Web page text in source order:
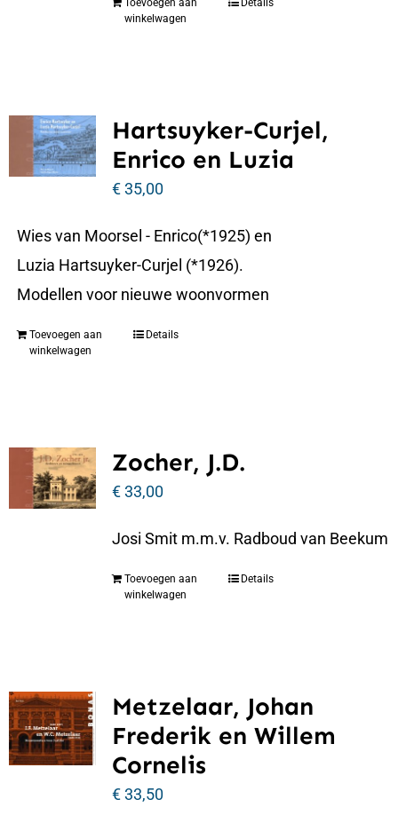
Toevoegen aan
winkelwagen
Details
Hartsuyker-Curjel,
Enrico en Luzia
€35,00
Wies van Moorsel - Enrico(*1925) en
Luzia Hartsuyker-Curjel (*1926).
Modellen voor nieuwe woonvormen
Toevoegen aan
winkelwagen
Details
Zocher, J.D.
€33,00
Josi Smit m.m.v. Radboud van Beekum
Toevoegen aan
winkelwagen
Details
Metzelaar, Johan
Frederik en Willem
Cornelis
€33,50